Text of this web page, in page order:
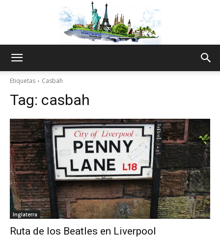
Thru
My
Etiquetas Casbah
Tag: casbah
Inglaterra
Ruta de los Beatles en Liverpool